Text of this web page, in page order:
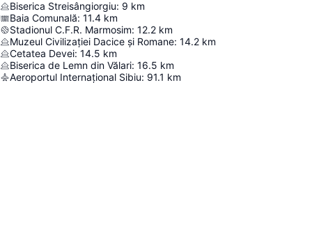
Biserica Streisângiorgiu: 9 km
Baia Comunală: 11.4 km
Stadionul C.F.R. Marmosim: 12.2 km
Muzeul Civilizației Dacice și Romane: 14.2 km
Cetatea Devei: 14.5 km
Biserica de Lemn din Vălari: 16.5 km
Aeroportul Internațional Sibiu: 91.1 km